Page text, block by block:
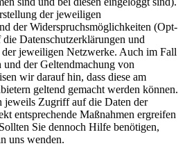
der jeweiligen
der Widerspruchsmöglichkeiten (Opt-
Datenschutzerklärungen und
jeweiligen Netzwerke. Auch im Fall
der Geltendmachung von
wir darauf hin, dass diese am
geltend gemacht werden können.
jeweils Zugriff auf die Daten der
entsprechende Maßnahmen ergreifen
Sie dennoch Hilfe benötigen,
uns wenden.